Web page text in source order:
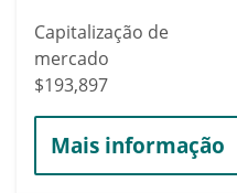
Capitalização de
mercado
$193,897
Mais informação